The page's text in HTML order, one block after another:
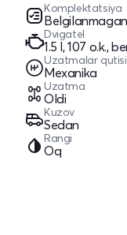
Komplektatsiya
Belgilanmagan
Dvigatel
1.5 l, 107 o.k.,
Uzatmalar qutisi
Mexanika
Uzatma
Oldi
Kuzov
Sedan
Rangi
Oq